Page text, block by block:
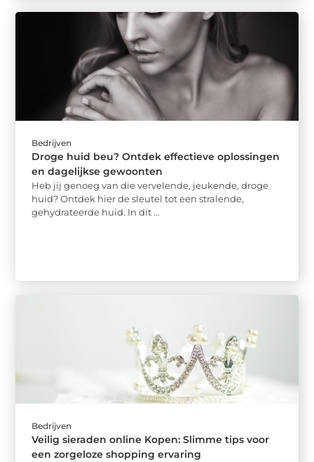
Bedrijven
Droge huid beu? Ontdek effectieve oplossingen
en dagelijkse gewoonten
Heb jij genoeg van die vervelende, jeukende, droge
huid? Ontdek hier de sleutel tot een stralende,
gehydrateerde huid. In dit ...
Bedrijven
Veilig sieraden online Kopen: Slimme tips voor
een zorgeloze shopping ervaring